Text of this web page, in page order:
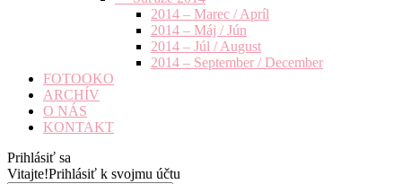
2014 – Marec / Apríl
2014 – Máj / Jún
2014 – Júl / August
2014 – September / December
FOTOOKO
ARCHÍV
O NÁS
KONTAKT
Prihlásiť sa
Vitajte!Prihlásiť k svojmu účtu